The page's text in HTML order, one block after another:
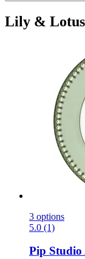
Lily &
3 options
5.0 (1)
Pip Studio